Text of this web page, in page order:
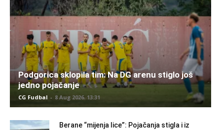
Podgorica sklopila tim: Na DG arenu stiglo još
jedno pojačanje
CG Fudbal - 8 Aug 2026. 13:31
Berane “mijenja lice”: Pojačanja stigla i iz